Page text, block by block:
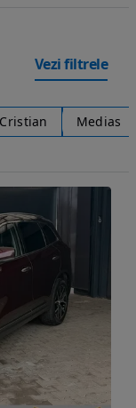
Vezi filtrele
Cristian Medias